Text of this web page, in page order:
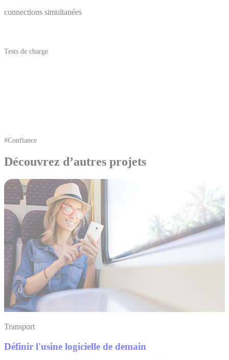
connections simultanées
Tests de charge
#Confiance
Découvrez d’autres projets
Transport
Définir l'usine logicielle de demain